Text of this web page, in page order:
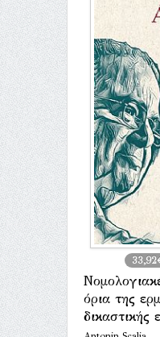
όρια της
δικαστικής